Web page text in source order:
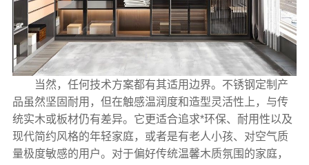
当然，任何技术方案都有其适用边界。不锈钢定制产
品虽然坚固耐用，但在触感温润度和造型灵活性上，与传
统实木或板材仍有差异。它更适合追求*环保、耐用性以及
现代简约风格的年轻家庭，或者是有老人小孩、对空气质
量极度敏感的用户。对于偏好传统温馨木质氛围的家庭，